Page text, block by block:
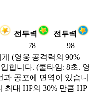
전투력
전투력
78
98
(영웅 공격력의 90% +
힙니다. (쿨타임: 8초. 영
과 공포에 면역이 있습니
최대 HP의 30% 만큼 HP